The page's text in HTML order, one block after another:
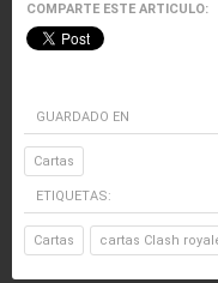
COMPARTE ESTE ARTICULO:
GUARDADO EN
Cartas
ETIQUETAS:
Cartas cartas Clash